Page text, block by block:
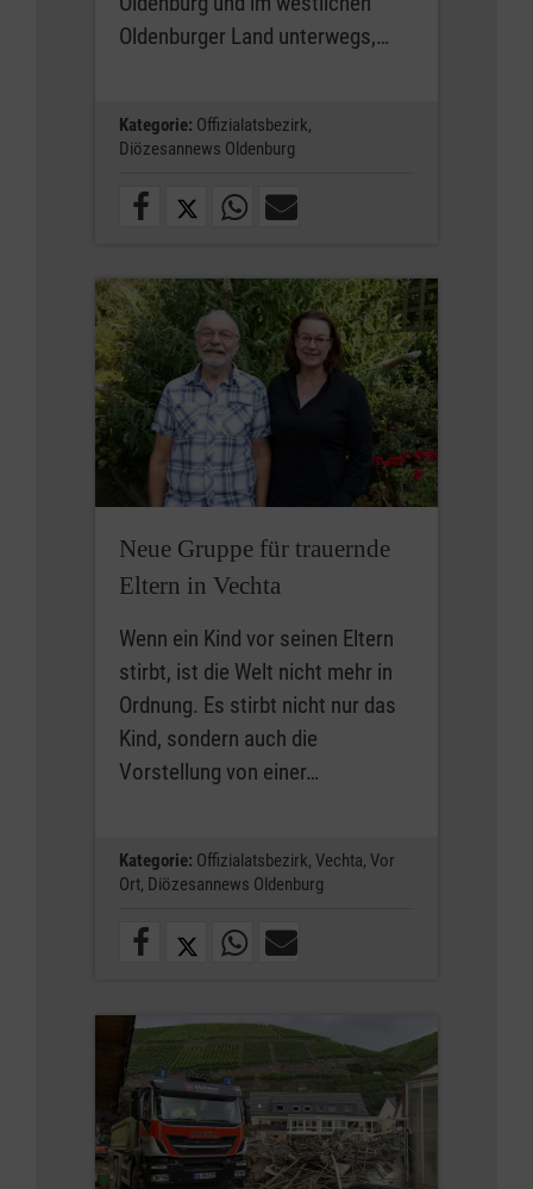
Oldenburger Land unterwegs,…
Kategorie: Offizialatsbezirk,
Diözesannews Oldenburg
Neue Gruppe für trauernde
Eltern in Vechta
Wenn ein Kind vor seinen Eltern
stirbt, ist die Welt nicht mehr in
Ordnung. Es stirbt nicht nur das
Kind, sondern auch die
Vorstellung von einer…
Kategorie: Offizialatsbezirk, Vechta, Vor
Ort, Diözesannews Oldenburg